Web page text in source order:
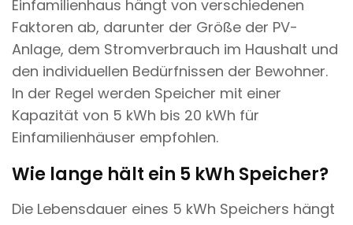
Einfamilienhaus hängt von verschiedenen
Faktoren ab, darunter der Größe der PV-
Anlage, dem Stromverbrauch im Haushalt und
den individuellen Bedürfnissen der Bewohner.
In der Regel werden Speicher mit einer
Kapazität von 5 kWh bis 20 kWh für
Einfamilienhäuser empfohlen.
Wie lange hält ein 5 kWh Speicher?
Die Lebensdauer eines 5 kWh Speichers hängt